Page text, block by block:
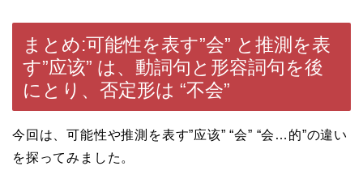
まとめ:可能性を表す”会” と推測を表
す”应该” は、動詞句と形容詞句を後
にとり、否定形は “不会”
今回は、可能性や推測を表す”应该” “会” “会…的”の違い
を探ってみました。